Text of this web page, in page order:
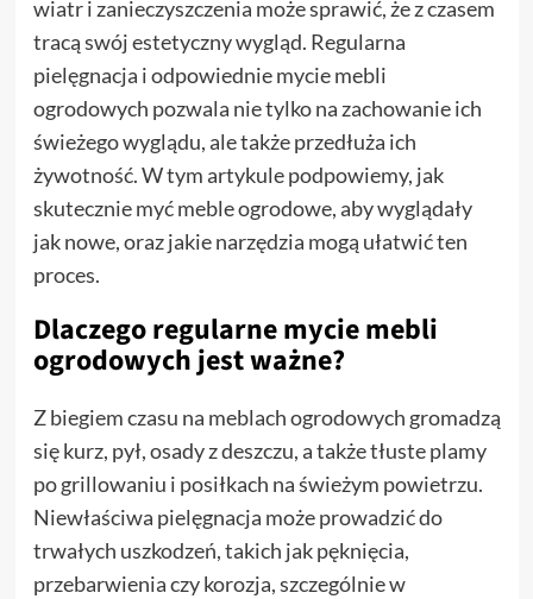
wiatr i zanieczyszczenia może sprawić, że z czasem
tracą swój estetyczny wygląd. Regularna
pielęgnacja i odpowiednie mycie mebli
ogrodowych pozwala nie tylko na zachowanie ich
świeżego wyglądu, ale także przedłuża ich
żywotność. W tym artykule podpowiemy, jak
skutecznie myć meble ogrodowe, aby wyglądały
jak nowe, oraz jakie narzędzia mogą ułatwić ten
proces.
Dlaczego regularne mycie mebli
ogrodowych jest ważne?
Z biegiem czasu na meblach ogrodowych gromadzą
się kurz, pył, osady z deszczu, a także tłuste plamy
po grillowaniu i posiłkach na świeżym powietrzu.
Niewłaściwa pielęgnacja może prowadzić do
trwałych uszkodzeń, takich jak pęknięcia,
przebarwienia czy korozja, szczególnie w